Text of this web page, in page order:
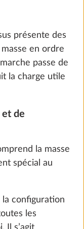
le
mètres.
4 places
de 7 m, la charge
charge utile
en fonction
kg ≥ 10*(n + L)
et
et
la masse de la